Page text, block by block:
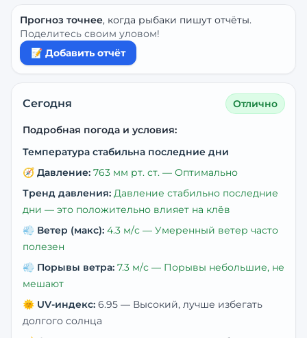
Прогноз точнее, когда рыбаки пишут отчёты.
Поделитесь своим уловом!
📝 Добавить отчёт
Сегодня Отлично
Подробная погода и условия:
Температура стабильна последние дни
🧭 Давление: 763 мм рт. ст. — Оптимально
Тренд давления: Давление стабильно последние
дни — это положительно влияет на клёв
💨 Ветер (макс): 4.3 м/с — Умеренный ветер часто
полезен
💨 Порывы ветра: 7.3 м/с — Порывы небольшие, не
мешают
🌞 UV-индекс: 6.95 — Высокий, лучше избегать
долгого солнца